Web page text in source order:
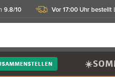
9.8/10 Vor 17:00 Uhr bestellt